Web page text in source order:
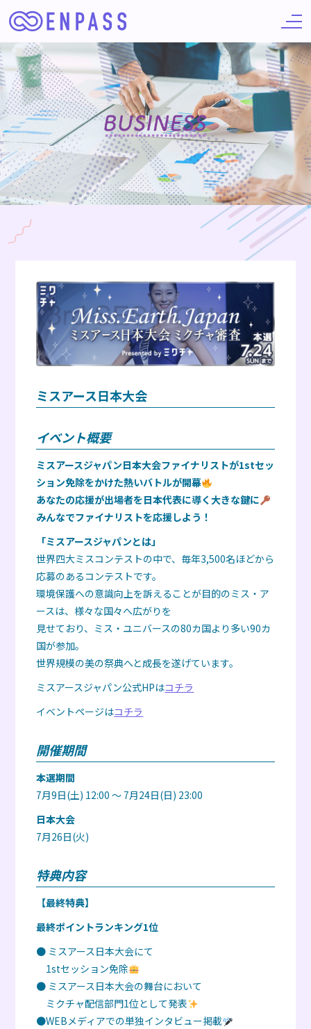
ミスアース日本大会
イベント概要
ミスアースジャパン日本大会ファイナリストが1stセッ
ション免除をかけた熱いバトルが開幕
あなたの応援が出場者を日本代表に導く大きな鍵に
みんなでファイナリストを応援しよう！
「ミスアースジャパンとは」
世界四大ミスコンテストの中で、毎年3,500名ほどから
応募のあるコンテストです。
環境保護への意識向上を訴えることが目的のミス・ア
ースは、様々な国々へ広がりを
見せており、ミス・ユニバースの80カ国より多い90カ
国が参加。
世界規模の美の祭典へと成長を遂げています。
ミスアースジャパン公式HPはコチラ
イベントページはコチラ
開催期間
本選期間
7月9日(土) 12:00 〜 7月24日(日) 23:00
日本大会
7月26日(火)
特典内容
【最終特典】
最終ポイントランキング1位
● ミスアース日本大会にて
1stセッション免除
● ミスアース日本大会の舞台において
ミクチャ配信部門1位として発表
●WEBメディアでの単独インタビュー掲載